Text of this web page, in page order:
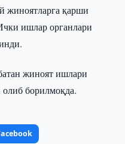
жиноятларга қарши
ишлар органлари
жиноят ишлари
олиб борилмоқда.